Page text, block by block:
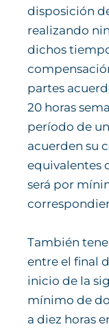
disposición
realizando
dichos
partes
20 horas
período de
acuerden su
equivalentes
será por
También
entre el final
inicio de la
mínimo de
a diez horas